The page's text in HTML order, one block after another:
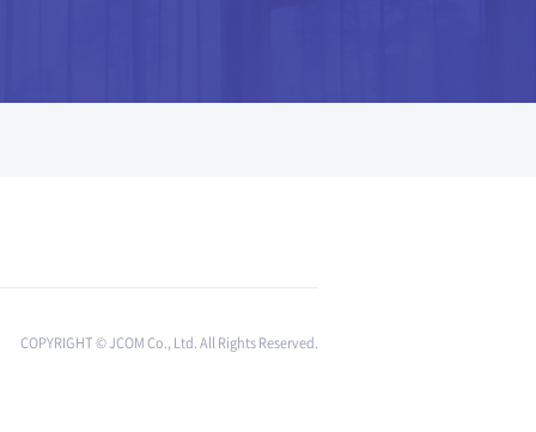
COPYRIGHT © JCOM Co., Ltd. All Rights Reserved.